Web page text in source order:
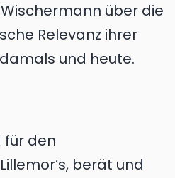
über die
Relevanz ihrer
und heute.
für den
berät und